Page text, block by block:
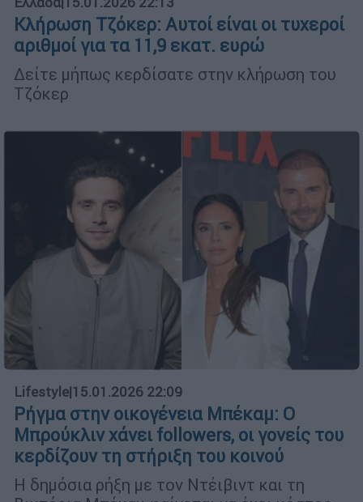
Κλήρωση Τζόκερ: Αυτοί είναι οι τυχεροί
αριθμοί για τα 11,9 εκατ. ευρώ
Δείτε μήπως κερδίσατε στην κλήρωση του
Τζόκερ
Lifestyle|15.01.2026 22:09
Ρήγμα στην οικογένεια Μπέκαμ: Ο
Μπρούκλιν χάνει followers, οι γονείς του
κερδίζουν τη στήριξη του κοινού
Η δημόσια ρήξη με τον Ντέιβιντ και τη